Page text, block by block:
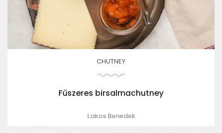
CHUTNEY
Fűszeres birsalmachutney
Lakos Benedek